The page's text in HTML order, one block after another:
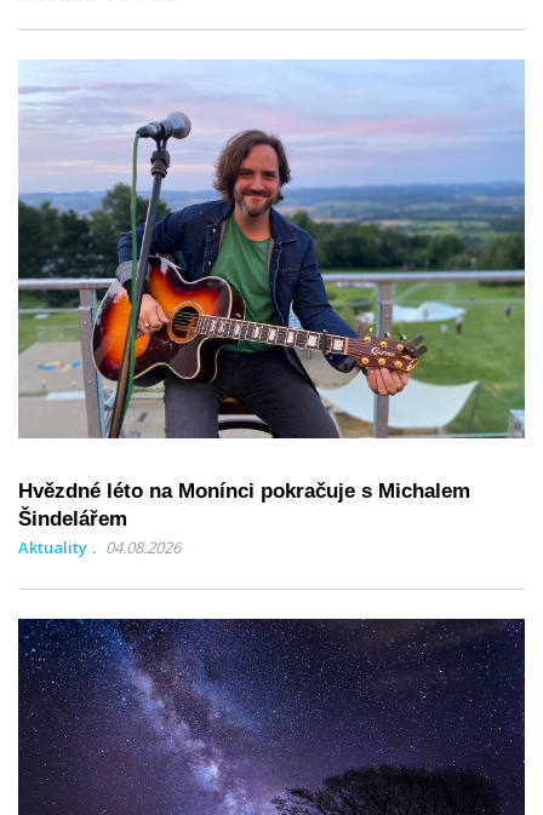
Hvězdné léto na Monínci pokračuje s Michalem
Šindelářem
Aktuality 04.08.2026